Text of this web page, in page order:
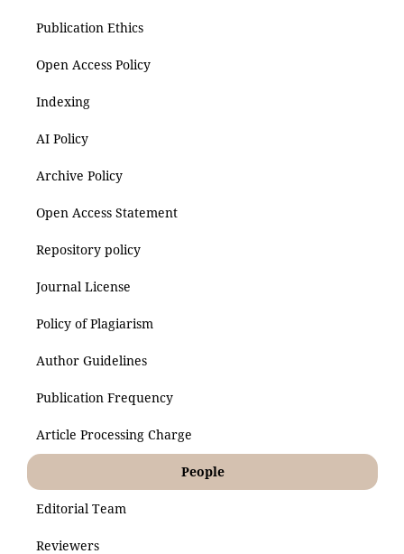
Publication Ethics
Open Access Policy
Indexing
AI Policy
Archive Policy
Open Access Statement
Repository policy
Journal License
Policy of Plagiarism
Author Guidelines
Publication Frequency
Article Processing Charge
People
Editorial Team
Reviewers